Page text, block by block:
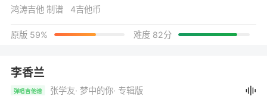
鸿涛吉他 制谱 4吉他币
原版 59% 难度 82分
李香兰
弹唱吉他谱 张学友· 梦中的你· 专辑版